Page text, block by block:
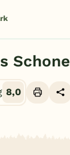
Last
Top 12
8,0